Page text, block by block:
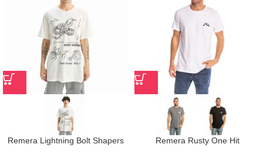
Remera Lightning Bolt Shapers
Remera Rusty One Hit